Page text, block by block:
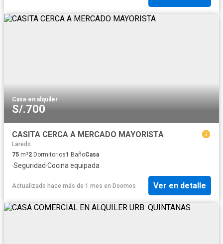
Casa·en alquiler
S/.700
CASITA CERCA A MERCADO MAYORISTA
Laredo
75 m²2 Dormitorios1 BañoCasa
·Seguridad·Cocina equipada
Actualizado hace más de 1 mes en Doomos Ver en detalle